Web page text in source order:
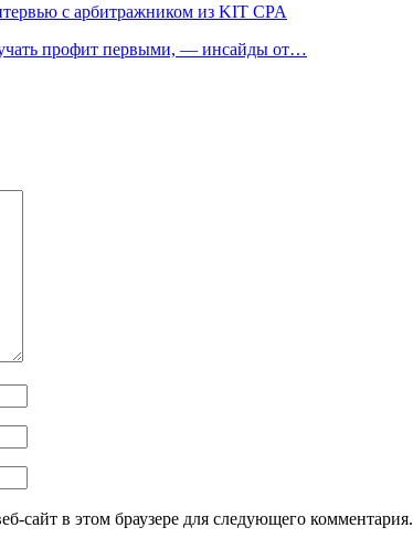
с арбитражником из KIT CPA
профит первыми, — инсайды от…
сайт в этом браузере для следующего комментария.